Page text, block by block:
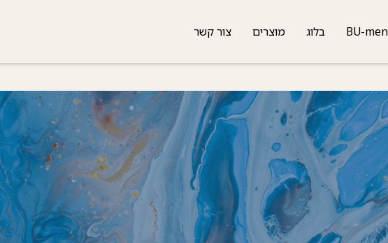
BU-men בלוג מוצרים צור קשר